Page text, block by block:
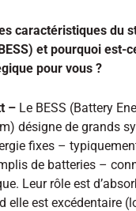
caractéristiques du
et pourquoi est-
pour vous ?
– Le BESS (Battery
désigne de grands
fixes –
de batteries –
Leur rôle est
elle est excédentaire